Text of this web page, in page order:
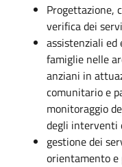
Progettazione,
verifica dei
assistenziali ed
famiglie nelle
anziani in
comunitario e
monitoraggio
degli interventi
gestione dei
orientamento e